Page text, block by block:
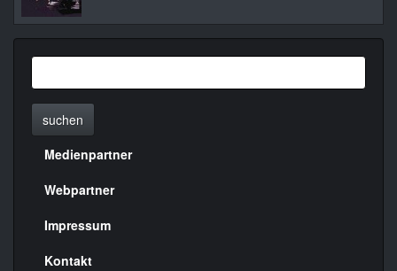
suchen
Menülinks
rechte
Seite
Medienpartner
Webpartner
Impressum
Kontakt